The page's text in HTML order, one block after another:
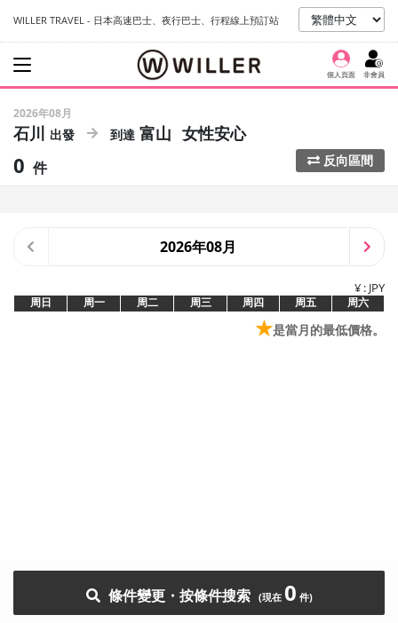
WILLER TRAVEL - 日本高速巴士、夜行巴士、行程線上預訂站
個人頁面 非會員
2026年08月
石川 富山 女性安心
0 件 反向區間
2026年08月
¥ : JPY
周日 周一 周二 周三 周四 周五 周六
★是當月的最低價格。
條件變更・按條件搜索 0